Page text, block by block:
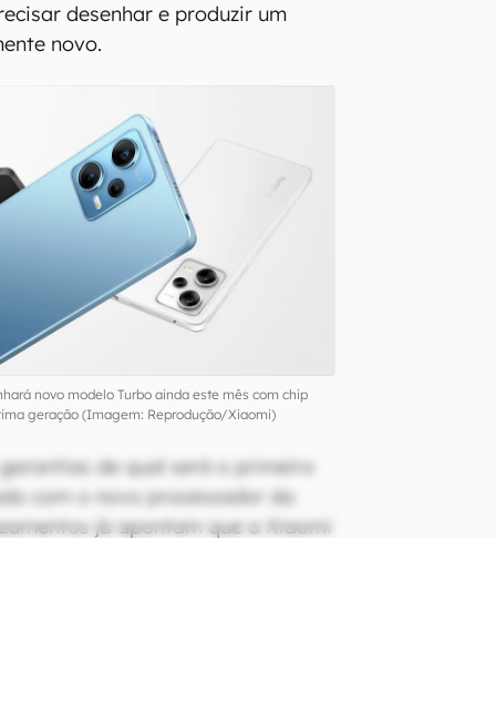
desenhar e produzir um
novo.
novo modelo Turbo ainda este mês com chip
geração (Imagem: Reprodução/Xiaomi)
de qual será o primeiro
com o novo processador da
já apontam que a Xiaomi